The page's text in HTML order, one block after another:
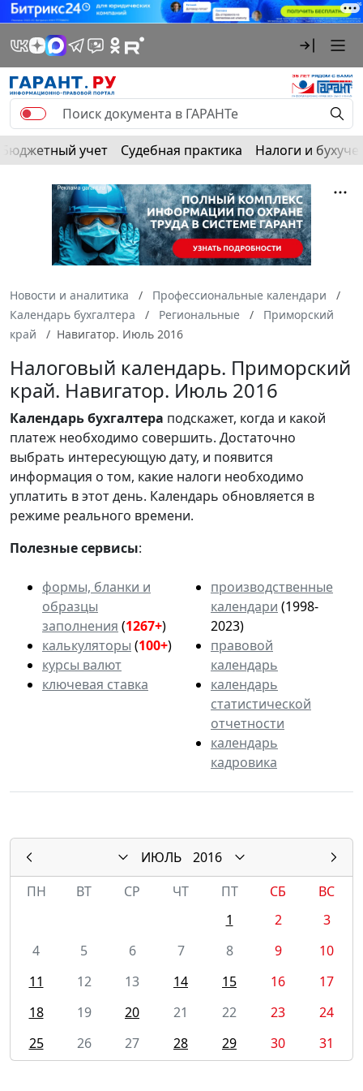
Бюджетный учет Судебная практика Налоги и
Новости и аналитика
Профессиональные календари
Календарь бухгалтера
Региональные
Приморский
край
Навигатор. Июль 2016
Налоговый календарь. Приморский
край. Навигатор. Июль 2016
Календарьбухгалтера подскажет, когда и какой
платеж необходимо совершить. Достаточно
выбрать интересующую дату, и появится
информация о том, какие налоги необходимо
уплатить в этот день. Календарь обновляется в
режиме реального времени.
Полезные сервисы:
формы, бланки и
образцы
заполнения (1267+)
калькуляторы (100+)
курсы валют
ключевая ставка
производственные
календари (1998-
2023)
правовой
календарь
календарь
статистической
отчетности
календарь
кадровика
ИЮЛЬ
2016
ПН
ВТ СР ЧТ ПТ СБ
ВС
1
2
3
4
5 6 7 8 9
10
11
12 13 14 15 16
17
18
19 20 21 22 23
24
25
26 27 28 29 30 31